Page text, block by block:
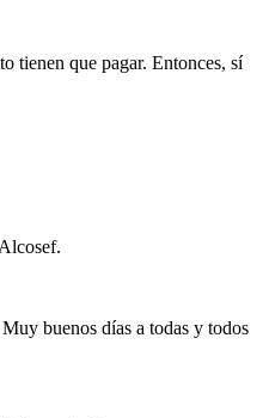
tienen que pagar. Entonces, sí
buenos días a todas y todos